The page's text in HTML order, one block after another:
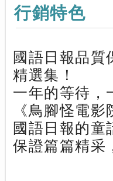
行銷特色
國語日報品質
精選集！
一年的等待，
《鳥腳怪電
國語日報的童
保證篇篇精采